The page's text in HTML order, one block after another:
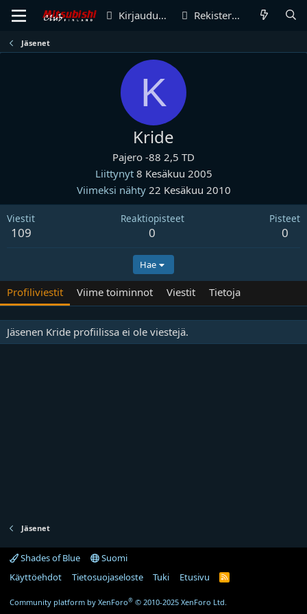
Kirjaudu sisään Rekisteröidy
Jäsenet
K
Kride
Pajero -88 2,5 TD
Liittynyt 8 Kesäkuu 2005
Viimeksi nähty 22 Kesäkuu 2010
Viestit
109
Reaktiopisteet
0
Pisteet
0
Hae
Profiliviestit Viime toiminnot Viestit Tietoja
Jäsenen Kride profiilissa ei ole viestejä.
Jäsenet
Shades of Blue
Suomi
Käyttöehdot
Tietosuojaseloste Tuki Etusivu
R
Community platform by XenForo® © 2010-2025 XenForo Ltd.